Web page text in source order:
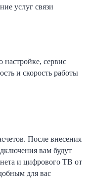
услуг связи
сервис
и скорость работы
После внесения
вам будут
и цифрового ТВ от
для вас